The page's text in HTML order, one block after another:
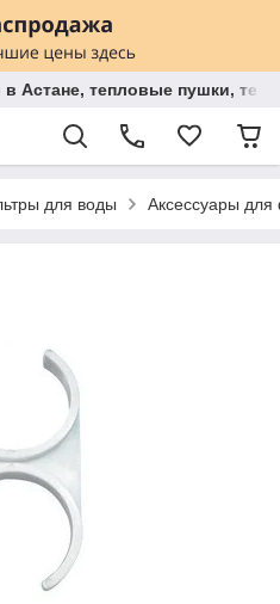
в Астане, тепловые пушки,
для воды Аксессуары для